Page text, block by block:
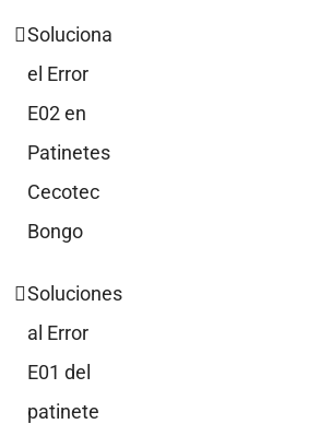
Soluciona
el Error
E02 en
Patinetes
Cecotec
Bongo
Soluciones
al Error
E01 del
patinete